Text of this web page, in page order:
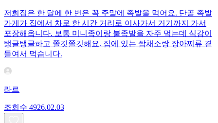
저희집은 한 달에 한 번은 꼭 주말에 족발을 먹어요. 단골 족발
가게가 집에서 차로 한 시간 거리로 이사가서 거기까지 가서
포장해옵니다. 보통 미니족이랑 불족발을 자주 먹는데 식감이
탱글탱글하고 쫄깃쫄깃해요. 집에 있는 쌈채소랑 장아찌류 곁
들여서 먹습니다.
라르
조회수 4926.02.03